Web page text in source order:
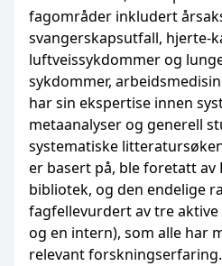
fagområder inkludert
svangerskapsutfall, hjerte-
luftveissykdommer og
sykdommer,
har sin ekspertise innen
metaanalyser og generell
systematiske
er basert på, ble foretatt
bibliotek, og den endelige
fagfellevurdert av tre
og en intern), som alle har
relevant forskningserfaring.